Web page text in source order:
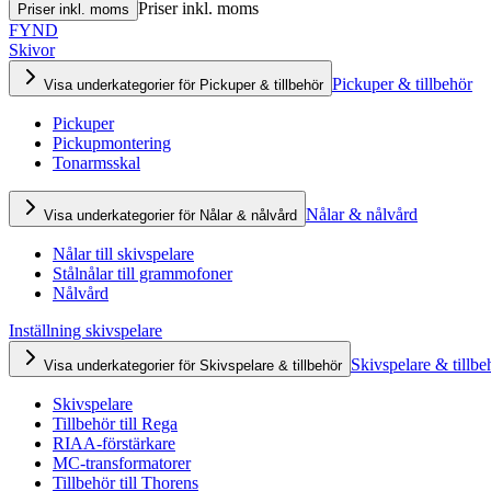
Priser inkl. moms Priser inkl. moms
FYND
Skivor
Visa underkategorier för Pickuper & tillbehör Pickuper & tillbehör
Pickuper
Pickupmontering
Tonarmsskal
Visa underkategorier för Nålar & nålvård Nålar & nålvård
Nålar till skivspelare
Stålnålar till grammofoner
Nålvård
Inställning skivspelare
Visa underkategorier för Skivspelare & tillbehör Skivspelare &
Skivspelare
Tillbehör till Rega
RIAA-förstärkare
MC-transformatorer
Tillbehör till Thorens